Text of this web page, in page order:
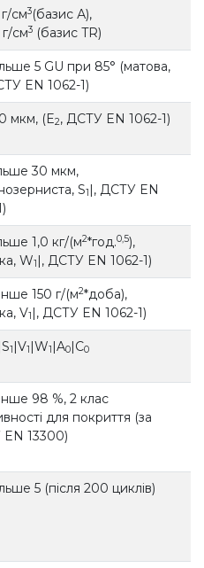
г/см3(базис А),
г/см3 (базис TR)
5 GU при 85° (матова,
EN 1062-1)
мкм, (E2, ДСТУ EN 1062-1)
30 мкм,
S1 |, ДСТУ EN
1,0 кг/(м2*год.0,5),
W1 |, ДСТУ EN 1062-1)
150 г/(м2*доба),
V1 |, ДСТУ EN 1062-1)
|S1 |V1 |W1 |A0|C0
98 %, 2 клас
для покриття (за
13300)
5 (після 200 циклів)